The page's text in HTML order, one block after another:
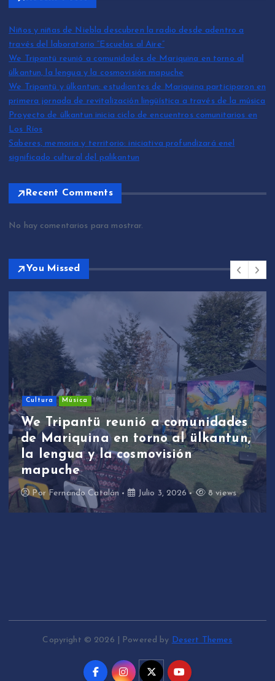
Niños y niñas de Niebla descubren la radio desde adentro a
través del laboratorio “Escuelas al Aire”
We Tripantü reunió a comunidades de Mariquina en torno al
ülkantun, la lengua y la cosmovisión mapuche
We Tripantü y ülkantun: estudiantes de Mariquina participaron en
primera jornada de revitalización lingüística a través de la música
Proyecto de ülkantun inicia ciclo de encuentros comunitarios en
Los Ríos
Saberes, memoria y territorio: iniciativa profundizará enel
significado cultural del palikantun
Recent Comments
No hay comentarios para mostrar.
You Missed
Cultura Música
We Tripantü reunió a comunidades
de Mariquina en torno al ülkantun,
la lengua y la cosmovisión
mapuche
Por Fernando Catalán Julio 3, 2026 8 views
Copyright © 2026 | Powered by Desert Themes